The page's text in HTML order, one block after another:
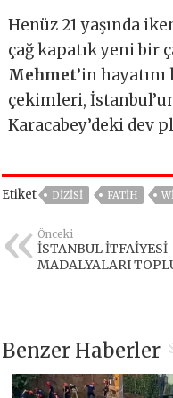
Henüz 21 yaşında
çağ kapatık yeni bir
Mehmet’in
çekimleri,
Karacabey’deki dev
Etiket DIZISI FATIH
Önceki
İSTANBUL İTFAİYESİ
MADALYALARI
Benzer Haberler